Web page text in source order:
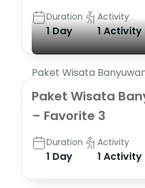
Duration
1 Day
Activity
1 Activity
Paket Wisata
Paket Wisata
– Favorite 3
Duration
1 Day
Activity
1 Activity